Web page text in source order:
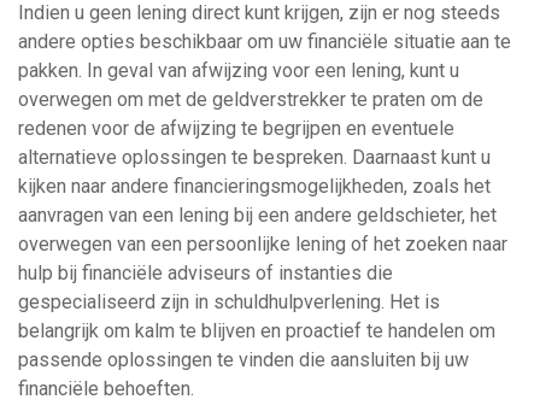
Indien u geen lening direct kunt krijgen, zijn er nog steeds
andere opties beschikbaar om uw financiële situatie aan te
pakken. In geval van afwijzing voor een lening, kunt u
overwegen om met de geldverstrekker te praten om de
redenen voor de afwijzing te begrijpen en eventuele
alternatieve oplossingen te bespreken. Daarnaast kunt u
kijken naar andere financieringsmogelijkheden, zoals het
aanvragen van een lening bij een andere geldschieter, het
overwegen van een persoonlijke lening of het zoeken naar
hulp bij financiële adviseurs of instanties die
gespecialiseerd zijn in schuldhulpverlening. Het is
belangrijk om kalm te blijven en proactief te handelen om
passende oplossingen te vinden die aansluiten bij uw
financiële behoeften.